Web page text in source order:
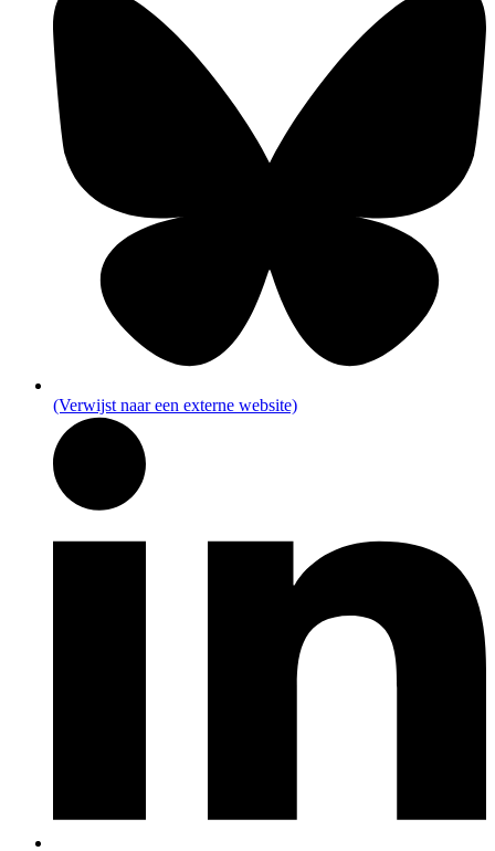
(Verwijst naar een externe website)